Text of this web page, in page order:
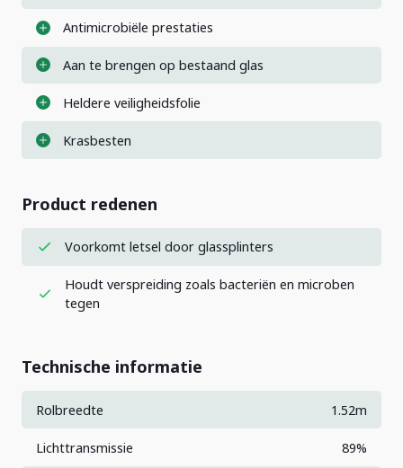
Antimicrobiële prestaties
Aan te brengen op bestaand glas
Heldere veiligheidsfolie
Krasbesten
Product redenen
Voorkomt letsel door glassplinters
Houdt verspreiding zoals bacteriën en microben
tegen
Technische informatie
Rolbreedte 1.52m
Lichttransmissie 89%